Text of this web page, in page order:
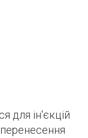
для ін'єкцій